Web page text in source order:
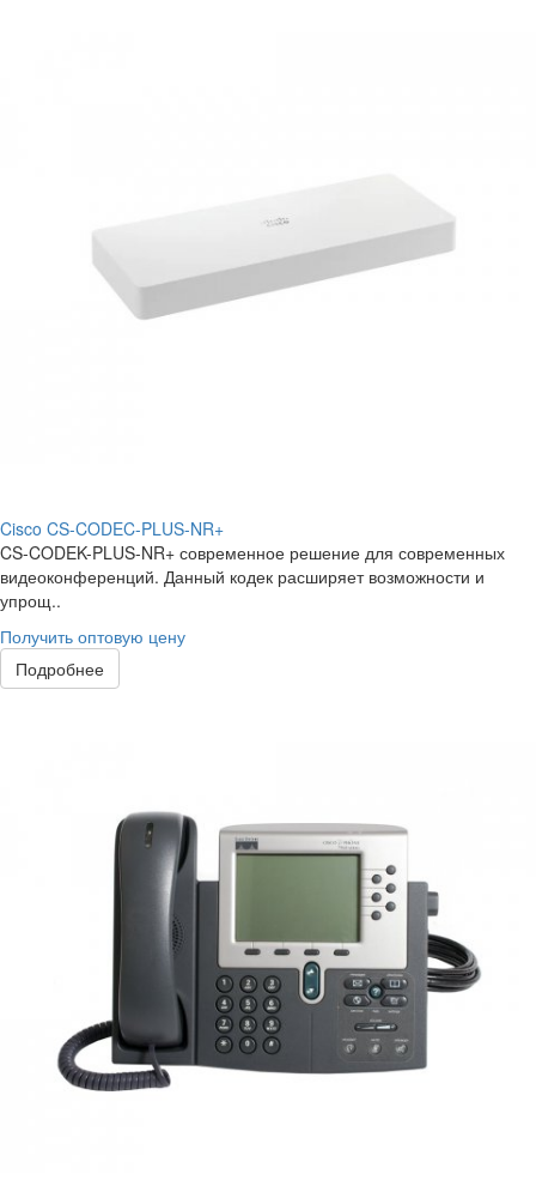
Cisco CS-CODEC-PLUS-NR+
CS-CODEK-PLUS-NR+ современное решение для современных
видеоконференций. Данный кодек расширяет возможности и
упрощ..
Получить оптовую цену
Подробнее